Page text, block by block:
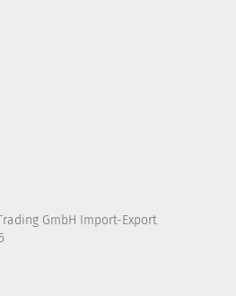
GmbH Import-Export